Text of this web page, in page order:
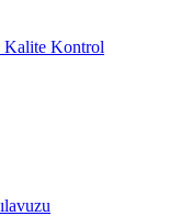
Kalite Kontrol